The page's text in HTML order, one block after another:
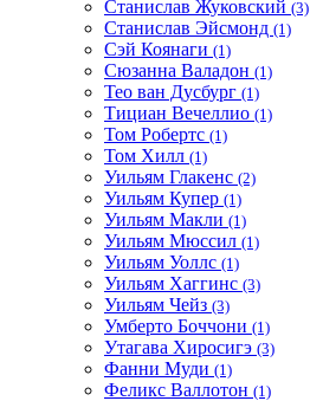
Станислав Жуковский (3)
Станислав Эйсмонд (1)
Сэй Коянаги (1)
Сюзанна Валадон (1)
Тео ван Дусбург (1)
Тициан Вечеллио (1)
Том Робертс (1)
Том Хилл (1)
Уильям Глакенс (2)
Уильям Купер (1)
Уильям Макли (1)
Уильям Мюссил (1)
Уильям Уоллс (1)
Уильям Хаггинс (3)
Уильям Чейз (3)
Умберто Боччони (1)
Утагава Хиросигэ (3)
Фанни Муди (1)
Феликс Валлотон (1)